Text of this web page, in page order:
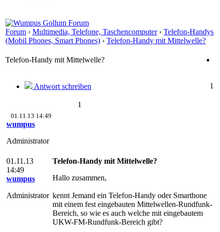
Forum › Multimedia, Telefone, Taschencomputer› Telefon-Handys
(Mobil Phones, Smart Phones) › Telefon-Handy mit Mittelwelle?
Telefon-Handy mit Mittelwelle?
Antwort schreiben 1
1
01.11.13 14:49
wumpus
Administrator
01.11.13
14:49
wumpus
Administrator
Telefon-Handy mit Mittelwelle?
Hallo zusammen,
kennt Jemand ein Telefon-Handy oder Smarthone
mit einem fest eingebauten Mittelwellen-Rundfunk-
Bereich, so wie es auch welche mit eingebautem
UKW-FM-Rundfunk-Bereich gibt?